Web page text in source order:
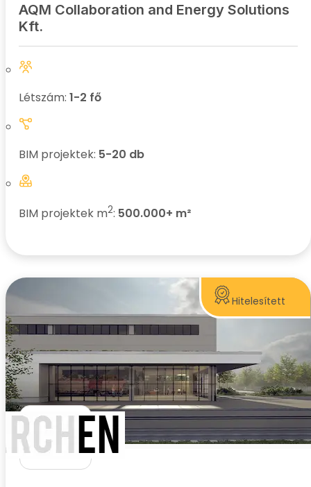
AQM Collaboration and Energy Solutions
Kft.
Létszám:1-2 fő
BIM projektek: 5-20 db
BIM projektek m2: 500.000+ m²
Hitelesített